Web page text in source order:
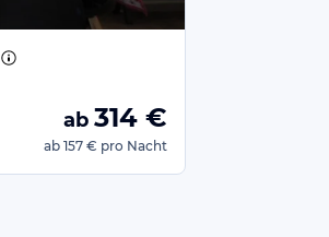
ab 314 €
ab 157 € pro Nacht